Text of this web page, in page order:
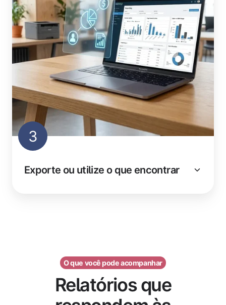
3
Exporte ou utilize o que encontrar
O que você pode acompanhar
Relatórios que